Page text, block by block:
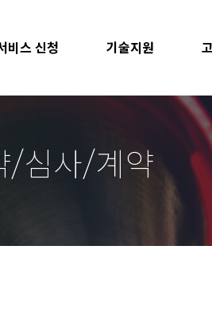
비스 신청 기술지원
/심사/계약